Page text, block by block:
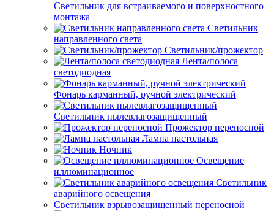
Светильник для встраиваемого и поверхностного
монтажа
Светильник
направленного света
Светильник/прожектор
Лента/полоса
светодиодная
Фонарь карманный, ручной электрический
Светильник пылевлагозащищенный
Прожектор переносной
Лампа настольная
Ночник
Освещение
иллюминационное
Светильник
аварийного освещения
Светильник взрывозащищенный переносной